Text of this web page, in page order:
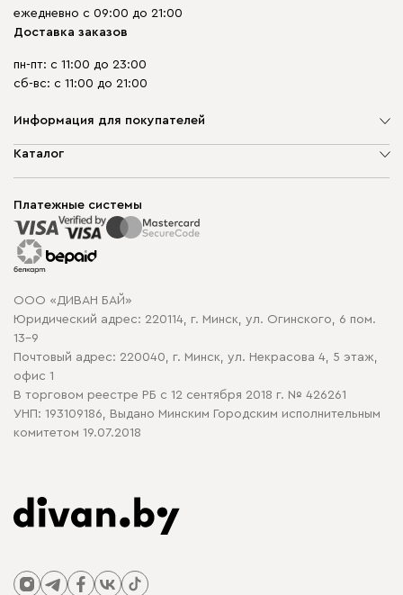
ежедневно с 09:00 до 21:00
Доставка заказов
пн-пт: с 11:00 до 23:00
сб-вс: с 11:00 до 21:00
Информация для покупателей
О компании
Способы оплаты
Рассрочка и кредит
Гарантия
Карта сайта
Политика конфиденциальности
Политика в отношении обработки cookie
Каталог
Корпусная мебель
Распродажа мебели
Платежные системы
ООО «ДИВАН БАЙ»
Юридический адрес: 220114, г. Минск, ул. Огинского, 6 пом.
13-9
Почтовый адрес: 220040, г. Минск, ул. Некрасова 4, 5 этаж,
офис 1
В торговом реестре РБ с 12 сентября 2018 г. № 426261
УНП: 193109186, Выдано Минским Городским исполнительным
комитетом 19.07.2018